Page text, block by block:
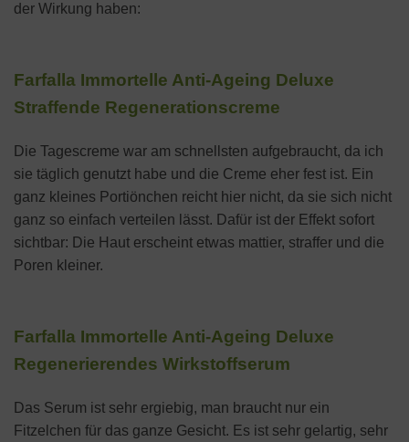
der Wirkung haben:
Farfalla Immortelle Anti-Ageing Deluxe
Straffende Regenerationscreme
Die Tagescreme war am schnellsten aufgebraucht, da ich
sie täglich genutzt habe und die Creme eher fest ist. Ein
ganz kleines Portiönchen reicht hier nicht, da sie sich nicht
ganz so einfach verteilen lässt. Dafür ist der Effekt sofort
sichtbar: Die Haut erscheint etwas mattier, straffer und die
Poren kleiner.
Farfalla Immortelle Anti-Ageing Deluxe
Regenerierendes Wirkstoffserum
Das Serum ist sehr ergiebig, man braucht nur ein
Fitzelchen für das ganze Gesicht. Es ist sehr gelartig, sehr